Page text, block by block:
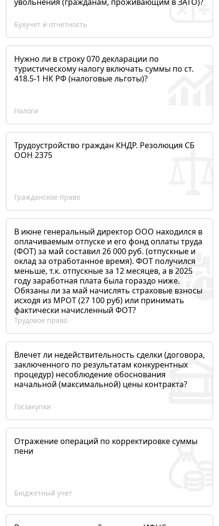
увольнения (гражданам, проживающим в ЗАТО)?
Бухучет и отчетность
Нужно ли в строку 070 декларации по
туристическому налогу включать суммы по ст.
418.5-1 НК РФ (налоговые льготы)?
Налоги
Трудоустройство граждан КНДР. Резолюция СБ
ООН 2375
Гражданское право
В июне генеральный директор ООО находился в
оплачиваемым отпуске и его фонд оплаты труда
(ФОТ) за май составил 26 000 руб. (отпускные и
оклад за отработанное время). ФОТ получился
меньше, т.к. отпускные за 12 месяцев, а в 2025
году заработная плата была гораздо ниже.
Обязаны ли за май начислять страховые взносы
исходя из МРОТ (27 100 руб) или принимать
фактически начисленный ФОТ?
Трудовое право
Влечет ли недействительность сделки (договора,
заключенного по результатам конкурентных
процедур) несоблюдение обоснования
начальной (максимальной) цены контракта?
Госзакупки
Отражение операций по корректировке суммы
пени
Бюджетный учет